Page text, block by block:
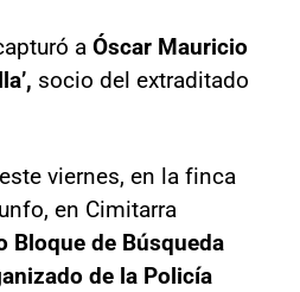
a Óscar Mauricio
socio del extraditado
viernes, en la finca
en Cimitarra
Bloque de Búsqueda
de la Policía